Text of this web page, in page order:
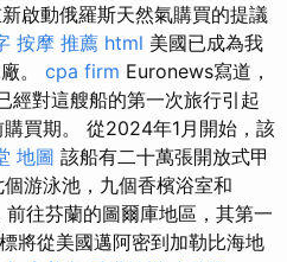
啟動俄羅斯天然氣購買的提議
按摩 推薦 html 美國已成為我
。 cpa firm Euronews寫道，
經對這艘船的第一次旅行引起
買期。 從2024年1月開始，該
地圖 該船有二十萬張開放式甲
游泳池，九個香檳浴室和
往芬蘭的圖爾庫地區，其第一
將從美國邁阿密到加勒比海地